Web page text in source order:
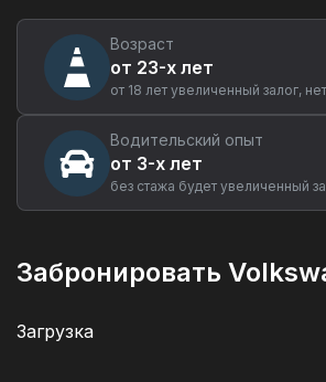
Екатеринбурге
Возраст
от 23-х лет
от 18 лет увеличенный залог,
Водительский опыт
от 3-х лет
без стажа будет увеличенный
Забронировать
Загрузка